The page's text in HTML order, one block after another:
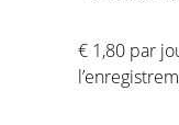
€ 1,80 par